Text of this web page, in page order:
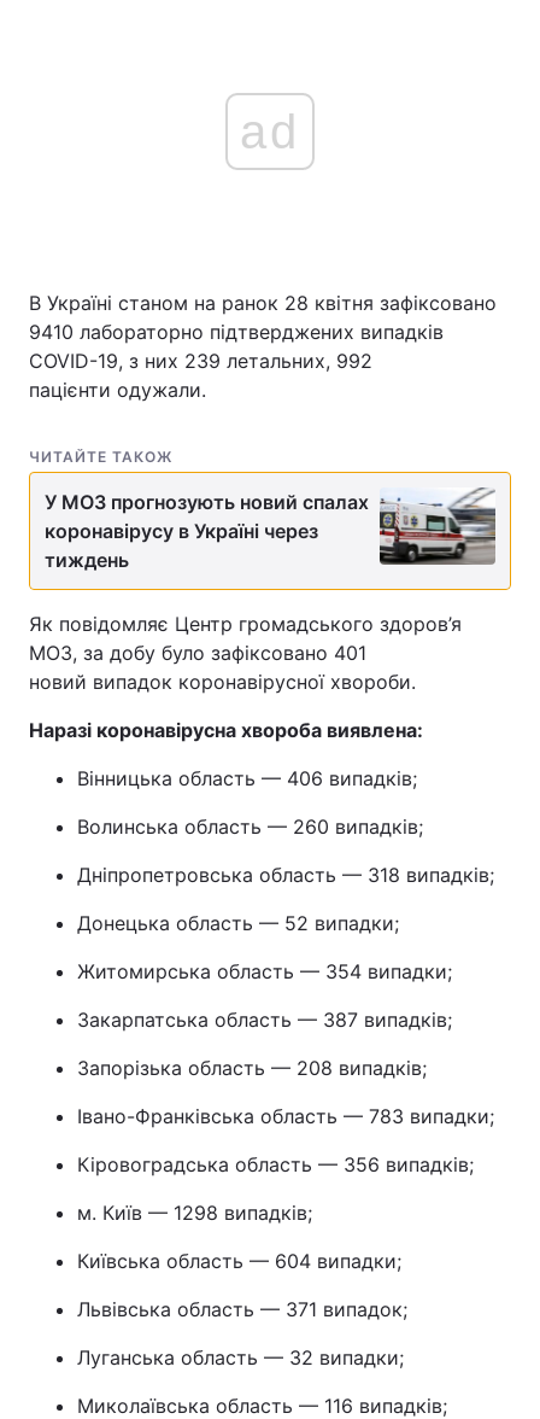
ad
В Україні станом на ранок 28 квітня зафіксовано
9410 лабораторно підтверджених випадків
COVID-19, з них 239 летальних, 992
пацієнти одужали.
ЧИТАЙТЕ ТАКОЖ
У МОЗ прогнозують новий спалах
коронавірусу в Україні через
тиждень
Як повідомляє Центр громадського здоров’я
МОЗ, за добу було зафіксовано 401
новий випадок коронавірусної хвороби.
Наразі коронавірусна хвороба виявлена:
Вінницька область — 406 випадків;
Волинська область — 260 випадків;
Дніпропетровська область — 318 випадків;
Донецька область — 52 випадки;
Житомирська область — 354 випадки;
Закарпатська область — 387 випадків;
Запорізька область — 208 випадків;
Івано-Франківська область — 783 випадки;
Кіровоградська область — 356 випадків;
м. Київ — 1298 випадків;
Київська область — 604 випадки;
Львівська область — 371 випадок;
Луганська область — 32 випадки;
Миколаївська область — 116 випадків;